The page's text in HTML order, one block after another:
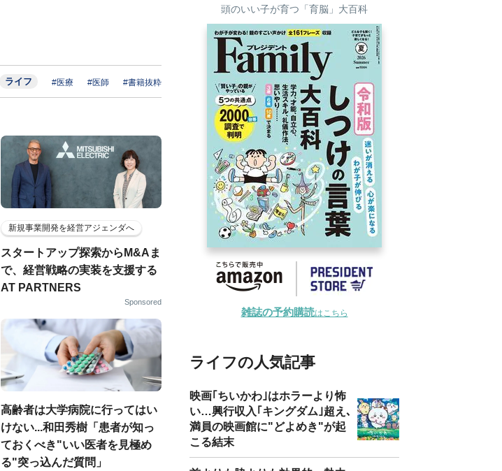
ライフ #医療 #医師 #書籍抜粋
新規事業開発を経営アジェンダへ
スタートアップ探索からM&Aま
で、経営戦略の実装を支援する
AT PARTNERS
Sponsored
高齢者は大学病院に行ってはい
けない...和田秀樹「患者が知っ
ておくべき"いい医者を見極め
る"突っ込んだ質問」
頭のいい子が育つ「育脳」大百科
雑誌の予約購読はこちら
ライフの人気記事
映画｢ちいかわ｣はホラーより怖
い…興行収入｢キングダム｣超え､
満員の映画館に"どよめき"が起
こる結末